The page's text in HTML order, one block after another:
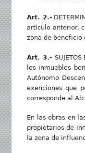
Art. 2.-
artículo anterior,
zona de beneficio
Art. 3.-
los inmuebles
Autónomo
exenciones que
corresponde al
En las obras en
propietarios de
la zona de